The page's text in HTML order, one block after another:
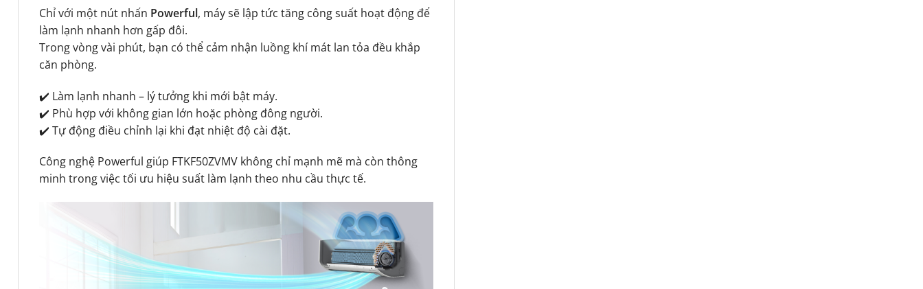
Chỉ với một nút nhấn Powerful, máy sẽ lập tức tăng công suất hoạt động để
làm lạnh nhanh hơn gấp đôi.
Trong vòng vài phút, bạn có thể cảm nhận luồng khí mát lan tỏa đều khắp
căn phòng.
✔️ Làm lạnh nhanh – lý tưởng khi mới bật máy.
✔️ Phù hợp với không gian lớn hoặc phòng đông người.
✔️ Tự động điều chỉnh lại khi đạt nhiệt độ cài đặt.
Công nghệ Powerful giúp FTKF50ZVMV không chỉ mạnh mẽ mà còn thông
minh trong việc tối ưu hiệu suất làm lạnh theo nhu cầu thực tế.